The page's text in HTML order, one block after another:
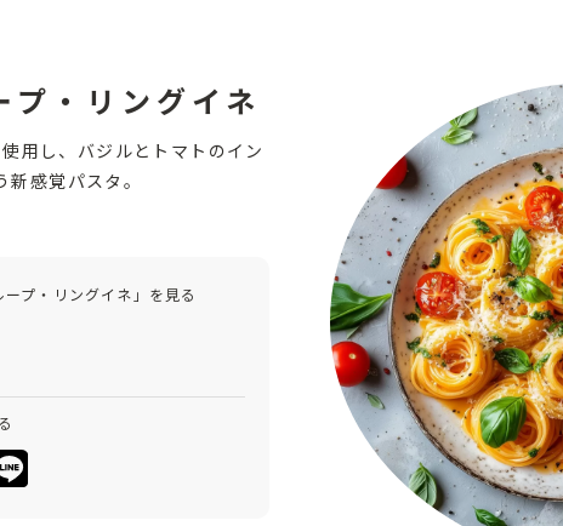
プ・リングイネ
用し、バジルとトマトのイン
感覚パスタ。
プ・リングイネ」を見る